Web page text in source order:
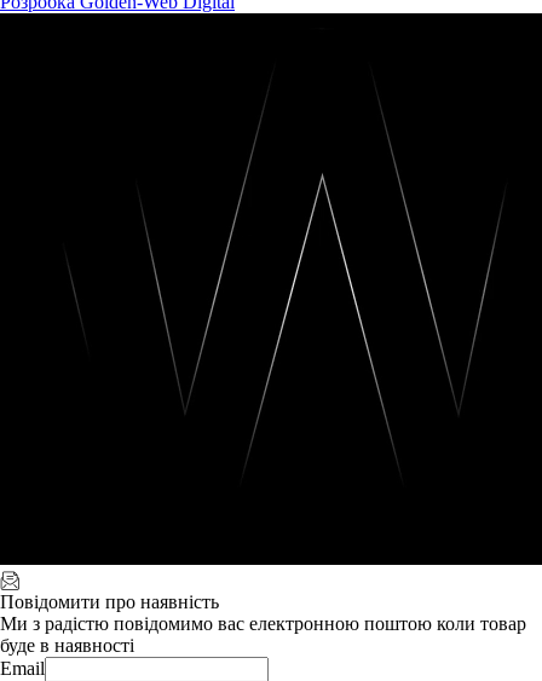
Повідомити про наявність
Ми з радістю повідомимо вас електронною поштою коли товар
буде в наявності
Email